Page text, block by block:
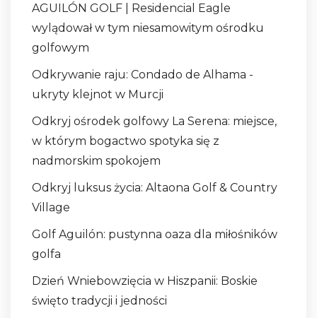
AGUILÓN GOLF | Residencial Eagle
wylądował w tym niesamowitym ośrodku
golfowym
Odkrywanie raju: Condado de Alhama -
ukryty klejnot w Murcji
Odkryj ośrodek golfowy La Serena: miejsce,
w którym bogactwo spotyka się z
nadmorskim spokojem
Odkryj luksus życia: Altaona Golf & Country
Village
Golf Aguilón: pustynna oaza dla miłośników
golfa
Dzień Wniebowzięcia w Hiszpanii: Boskie
święto tradycji i jedności